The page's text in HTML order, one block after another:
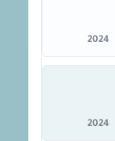
2024
2024